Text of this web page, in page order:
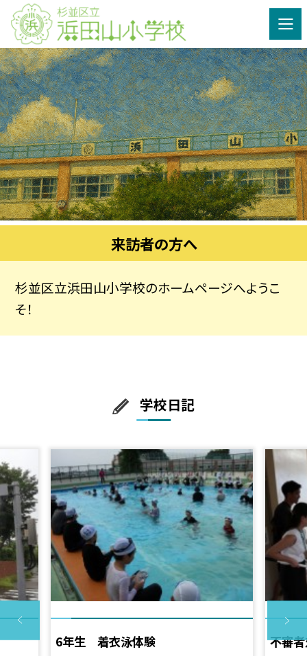
来訪者の方へ
杉並区立浜田山小学校のホームページへようこ
そ！
学校日記
6年生 着衣泳体験
不審